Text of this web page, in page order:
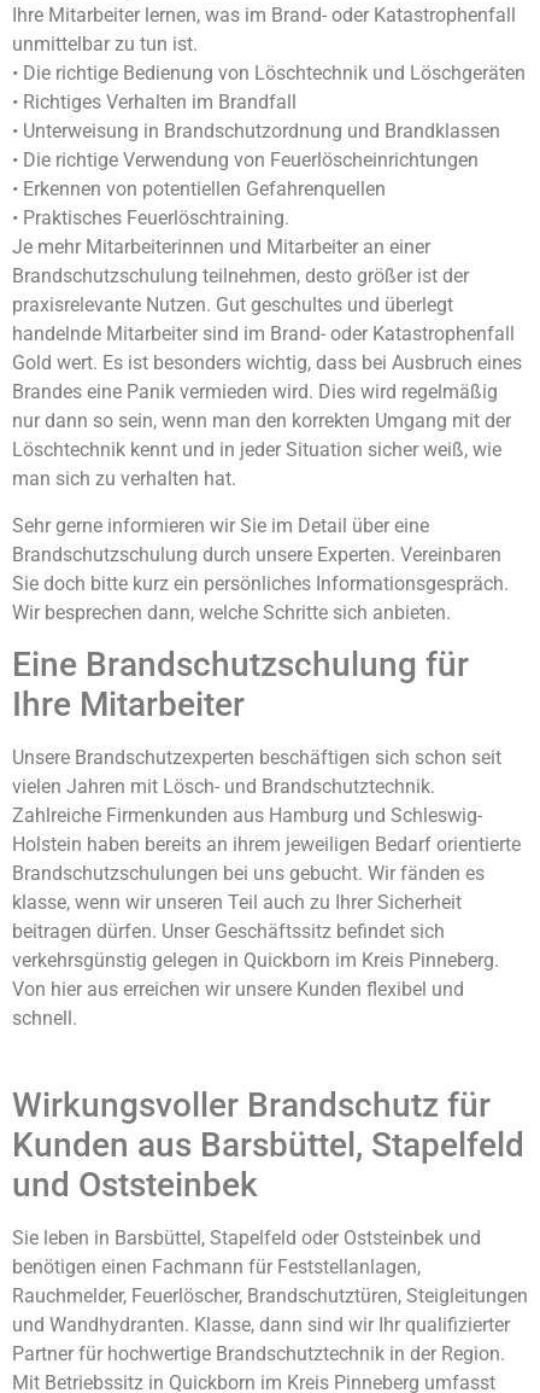
Ihre Mitarbeiter lernen, was im Brand- oder Katastrophenfall
unmittelbar zu tun ist.
• Die richtige Bedienung von Löschtechnik und Löschgeräten
• Richtiges Verhalten im Brandfall
• Unterweisung in Brandschutzordnung und Brandklassen
• Die richtige Verwendung von Feuerlöscheinrichtungen
• Erkennen von potentiellen Gefahrenquellen
• Praktisches Feuerlöschtraining.
Je mehr Mitarbeiterinnen und Mitarbeiter an einer
Brandschutzschulung teilnehmen, desto größer ist der
praxisrelevante Nutzen. Gut geschultes und überlegt
handelnde Mitarbeiter sind im Brand- oder Katastrophenfall
Gold wert. Es ist besonders wichtig, dass bei Ausbruch eines
Brandes eine Panik vermieden wird. Dies wird regelmäßig
nur dann so sein, wenn man den korrekten Umgang mit der
Löschtechnik kennt und in jeder Situation sicher weiß, wie
man sich zu verhalten hat.
Sehr gerne informieren wir Sie im Detail über eine
Brandschutzschulung durch unsere Experten. Vereinbaren
Sie doch bitte kurz ein persönliches Informationsgespräch.
Wir besprechen dann, welche Schritte sich anbieten.
Eine Brandschutzschulung für
Ihre Mitarbeiter
Unsere Brandschutzexperten beschäftigen sich schon seit
vielen Jahren mit Lösch- und Brandschutztechnik.
Zahlreiche Firmenkunden aus Hamburg und Schleswig-
Holstein haben bereits an ihrem jeweiligen Bedarf orientierte
Brandschutzschulungen bei uns gebucht. Wir fänden es
klasse, wenn wir unseren Teil auch zu Ihrer Sicherheit
beitragen dürfen. Unser Geschäftssitz befindet sich
verkehrsgünstig gelegen in Quickborn im Kreis Pinneberg.
Von hier aus erreichen wir unsere Kunden flexibel und
schnell.
Wirkungsvoller Brandschutz für
Kunden aus Barsbüttel, Stapelfeld
und Oststeinbek
Sie leben in Barsbüttel, Stapelfeld oder Oststeinbek und
benötigen einen Fachmann für Feststellanlagen,
Rauchmelder, Feuerlöscher, Brandschutztüren, Steigleitungen
und Wandhydranten. Klasse, dann sind wir Ihr qualifizierter
Partner für hochwertige Brandschutztechnik in der Region.
Mit Betriebssitz in Quickborn im Kreis Pinneberg umfasst